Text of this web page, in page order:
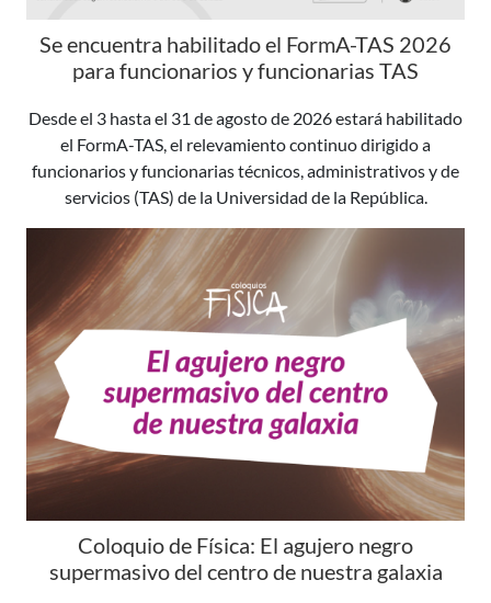
Se encuentra habilitado el FormA-TAS 2026
para funcionarios y funcionarias TAS
Desde el 3 hasta el 31 de agosto de 2026 estará habilitado
el FormA-TAS, el relevamiento continuo dirigido a
funcionarios y funcionarias técnicos, administrativos y de
servicios (TAS) de la Universidad de la República.
Coloquio de Física: El agujero negro
supermasivo del centro de nuestra galaxia